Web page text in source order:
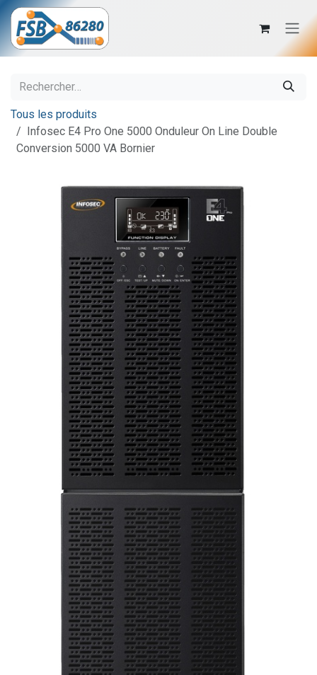
Se rendre au contenu
Tous les produits
Infosec E4 Pro One 5000 Onduleur On Line Double
Conversion 5000 VA Bornier